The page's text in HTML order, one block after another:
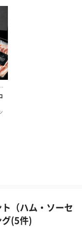
（ハム・ソーセ
グ(5件)